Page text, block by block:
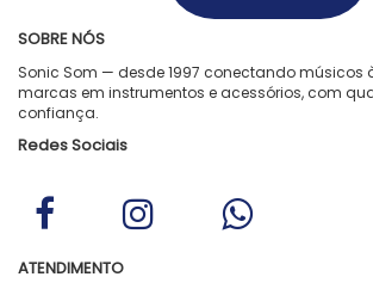
SOBRE NÓS
Sonic Som — desde 1997 conectando músicos
marcas em instrumentos e acessórios, com
confiança.
Redes Sociais
ATENDIMENTO